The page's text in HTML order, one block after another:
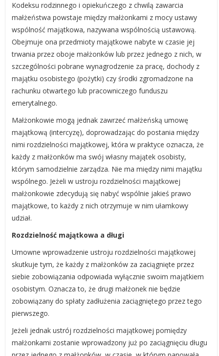
Kodeksu rodzinnego i opiekuńczego z chwilą zawarcia
małżeństwa powstaje między małżonkami z mocy ustawy
wspólność majątkowa, nazywana wspólnością ustawową.
Obejmuje ona przedmioty majątkowe nabyte w czasie jej
trwania przez oboje małżonków lub przez jednego z nich, w
szczególności pobrane wynagrodzenie za pracę, dochody z
majątku osobistego (pożytki) czy środki zgromadzone na
rachunku otwartego lub pracowniczego funduszu
emerytalnego.
Małżonkowie mogą jednak zawrzeć małżeńską umowę
majątkową (intercyzę), doprowadzając do postania między
nimi rozdzielności majątkowej, która w praktyce oznacza, że
każdy z małżonków ma swój własny majątek osobisty,
którym samodzielnie zarządza. Nie ma między nimi majątku
wspólnego. Jeżeli w ustroju rozdzielności majątkowej
małżonkowie zdecydują się nabyć wspólnie jakieś prawo
majątkowe, to każdy z nich otrzymuje w nim ułamkowy
udział.
Rozdzielność majątkowa a długi
Umowne wprowadzenie ustroju rozdzielności majątkowej
skutkuje tym, że każdy z małżonków za zaciągnięte przez
siebie zobowiązania odpowiada wyłącznie swoim majątkiem
osobistym. Oznacza to, że drugi małżonek nie będzie
zobowiązany do spłaty zadłużenia zaciągniętego przez tego
pierwszego.
Jeżeli jednak ustrój rozdzielności majątkowej pomiędzy
małżonkami zostanie wprowadzony już po zaciągnięciu długu